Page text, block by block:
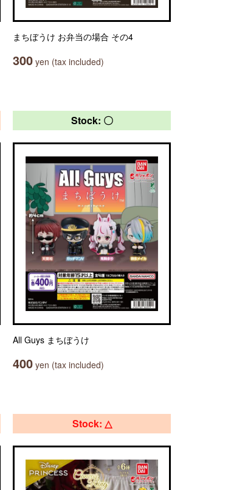
まちぼうけ お弁当の場合 その4
300 yen (tax included)
Stock: 〇
All Guys まちぼうけ
400 yen (tax included)
Stock: △